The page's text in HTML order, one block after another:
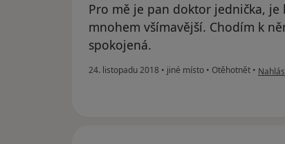
Pro mě je pan doktor jednička,
mnohem všímavější. Chodím k
spokojená.
24. listopadu 2018 • jiné místo • Otěhotnět • podle